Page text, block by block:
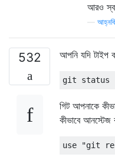
আরও
532 আপনি যদি টাইপ
গিট আপনাকে
কীভাবে আনস্টেজ